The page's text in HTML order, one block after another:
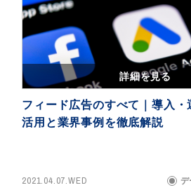
詳細を見る
フィード広告のすべて｜導入・
活用と業界事例を徹底解説
2021.04.07.WED